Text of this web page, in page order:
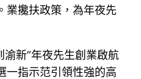
業攙扶政策，為年夜先
新”年夜先生創業啟航
一指示范引領性強的高